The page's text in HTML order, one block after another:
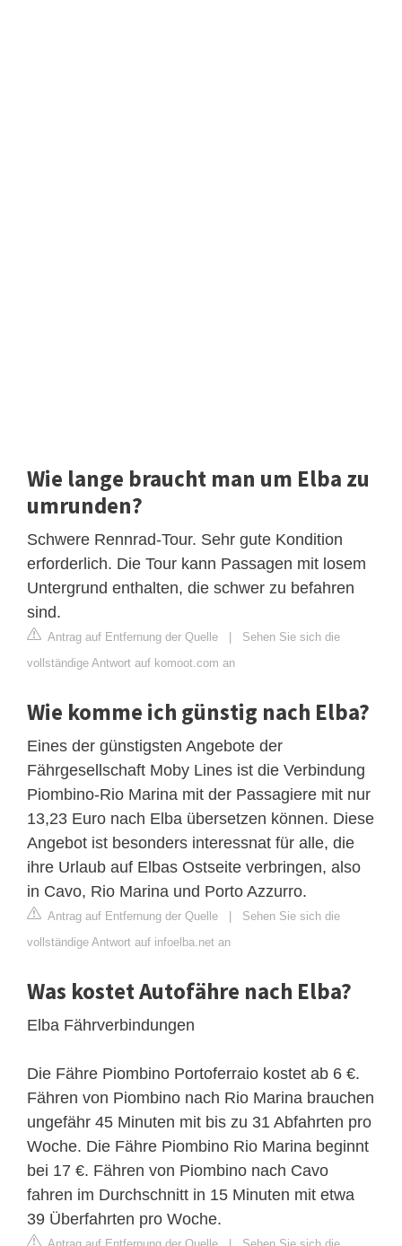
Wie lange braucht man um Elba zu
umrunden?
Schwere Rennrad-Tour. Sehr gute Kondition
erforderlich. Die Tour kann Passagen mit losem
Untergrund enthalten, die schwer zu befahren
sind.
Antrag auf Entfernung der Quelle | Sehen Sie sich die
vollständige Antwort auf komoot.com an
Wie komme ich günstig nach Elba?
Eines der günstigsten Angebote der
Fährgesellschaft Moby Lines ist die Verbindung
Piombino-Rio Marina mit der Passagiere mit nur
13,23 Euro nach Elba übersetzen können. Diese
Angebot ist besonders interessnat für alle, die
ihre Urlaub auf Elbas Ostseite verbringen, also
in Cavo, Rio Marina und Porto Azzurro.
Antrag auf Entfernung der Quelle | Sehen Sie sich die
vollständige Antwort auf infoelba.net an
Was kostet Autofähre nach Elba?
Elba Fährverbindungen
Die Fähre Piombino Portoferraio kostet ab 6 €.
Fähren von Piombino nach Rio Marina brauchen
ungefähr 45 Minuten mit bis zu 31 Abfahrten pro
Woche. Die Fähre Piombino Rio Marina beginnt
bei 17 €. Fähren von Piombino nach Cavo
fahren im Durchschnitt in 15 Minuten mit etwa
39 Überfahrten pro Woche.